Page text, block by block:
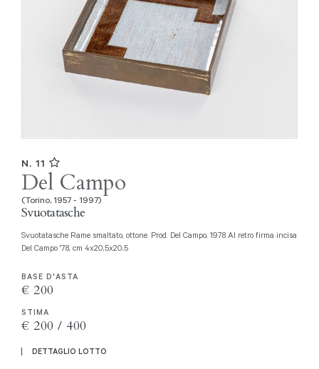
N. 11
Del Campo
(Torino, 1957 - 1997)
Svuotatasche
Svuotatasche Rame smaltato, ottone. Prod. Del Campo, 1978 Al retro firma incisa
Del Campo '78, cm 4x20,5x20,5
BASE D'ASTA
€ 200
STIMA
€ 200 / 400
DETTAGLIO LOTTO